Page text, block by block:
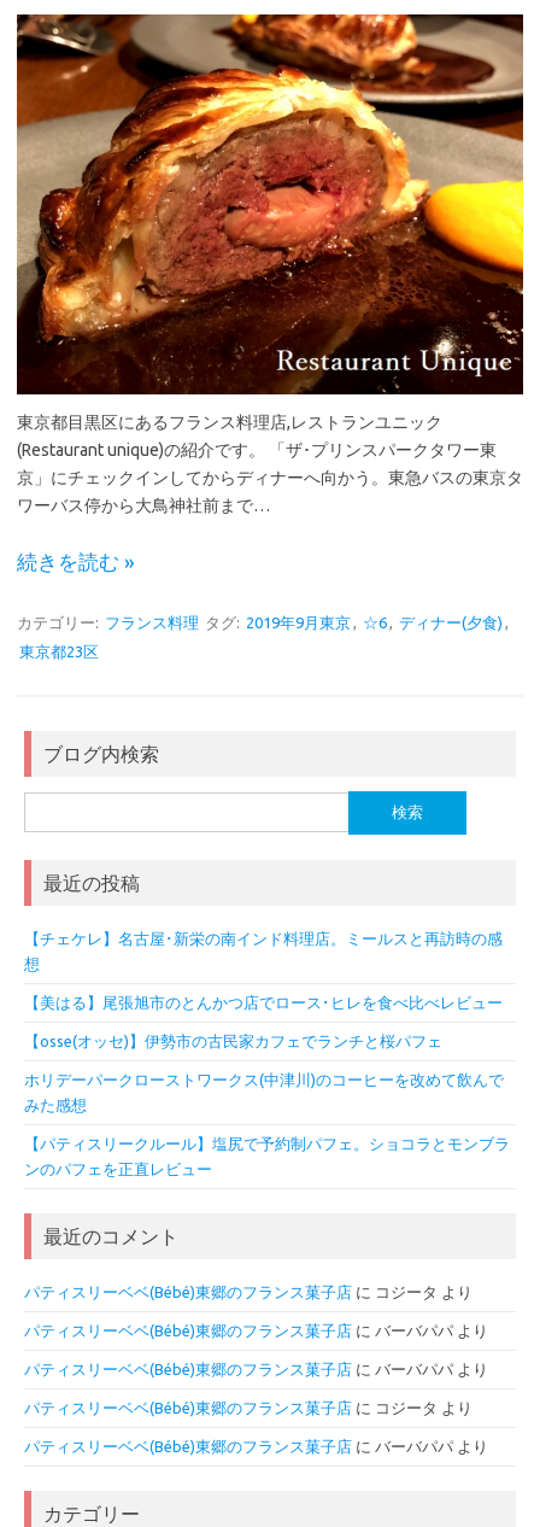
東京都目黒区にあるフランス料理店,レストランユニック
(Restaurant unique)の紹介です。 「ザ･プリンスパークタワー東
京」にチェックインしてからディナーへ向かう。東急バスの東京タ
ワーバス停から大鳥神社前まで…
続きを読む »
カテゴリー: フランス料理 タグ: 2019年9月東京, ☆6, ディナー(夕食) ,
東京都23区
ブログ内検索
索:
最近の投稿
【チェケレ】名古屋･新栄の南インド料理店。ミールスと再訪時の感
想
【美はる】尾張旭市のとんかつ店でロース･ヒレを食べ比べレビュー
【osse(オッセ)】伊勢市の古民家カフェでランチと桜パフェ
ホリデーパークローストワークス(中津川)のコーヒーを改めて飲んで
みた感想
【パティスリークルール】塩尻で予約制パフェ。ショコラとモンブラ
ンのパフェを正直レビュー
最近のコメント
パティスリーベベ(Bébé)東郷のフランス菓子店 に コジータ より
パティスリーベベ(Bébé)東郷のフランス菓子店 に バーバパパ より
パティスリーベベ(Bébé)東郷のフランス菓子店 に バーバパパ より
パティスリーベベ(Bébé)東郷のフランス菓子店 に コジータ より
パティスリーベベ(Bébé)東郷のフランス菓子店 に バーバパパ より
カテゴリー